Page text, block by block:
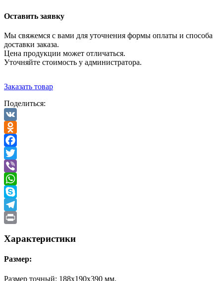
Оставить заявку
Мы свяжемся с вами для уточнения формы оплаты и способа
доставки заказа.
Цена продукции может отличаться.
Уточняйте стоимость у администратора.
Заказать товар
Поделиться:
VK
Odnoklassniki
Facebook
Twitter
Viber
WhatsApp
Skype
Telegram
Характеристики
Размер:
Размер точный: 188х190х390 мм.